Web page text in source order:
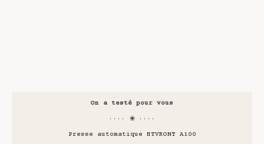
On a testé pour vous
···· ❀ ····
Presse automatique HTVRONT A100